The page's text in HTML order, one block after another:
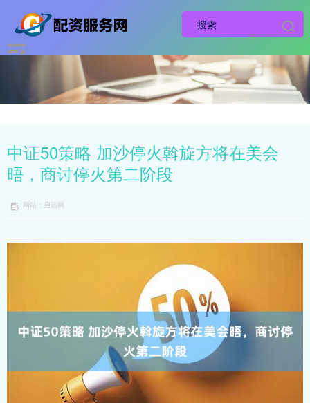
中证50策略 加沙停火斡旋方将在美会
晤，商讨停火第二阶段
网站：启远网